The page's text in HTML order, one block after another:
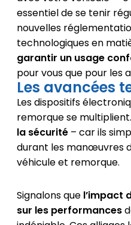
essentiel de se tenir
nouvelles
technologiques en
garantir un usage
pour vous que pour les
Les avancées
Les dispositifs
remorque se multiplient.
la sécurité– car ils
durant les manœuvres
véhicule et remorque.
Signalons que l’impact
sur les performances